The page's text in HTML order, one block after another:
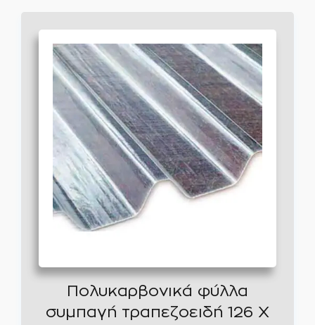
Πολυκαρβονικά φύλλα
συμπαγή τραπεζοειδή 126 Χ